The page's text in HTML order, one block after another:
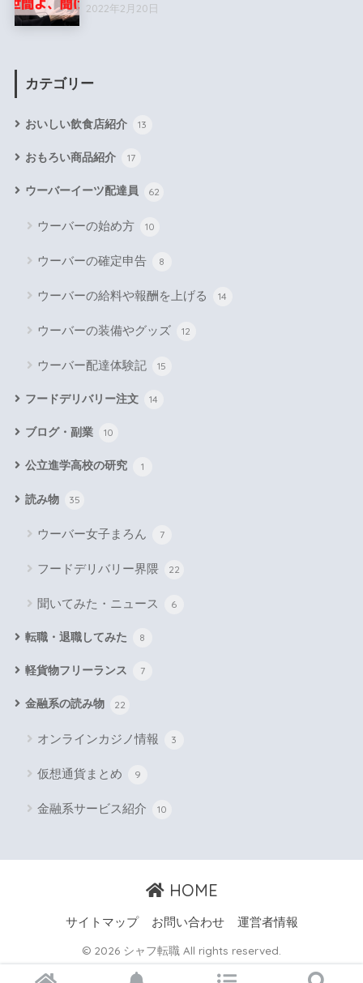
2022年2月20日
カテゴリー
おいしい飲食店紹介 13
おもろい商品紹介 17
ウーバーイーツ配達員 62
ウーバーの始め方 10
ウーバーの確定申告 8
ウーバーの給料や報酬を上げる 14
ウーバーの装備やグッズ 12
ウーバー配達体験記 15
フードデリバリー注文 14
ブログ・副業 10
公立進学高校の研究 1
読み物 35
ウーバー女子まろん 7
フードデリバリー界隈 22
聞いてみた・ニュース 6
転職・退職してみた 8
軽貨物フリーランス 7
金融系の読み物 22
オンラインカジノ情報 3
仮想通貨まとめ 9
金融系サービス紹介 10
HOME
サイトマップ お問い合わせ 運営者情報
© 2026 シャフ転職 All rights reserved.